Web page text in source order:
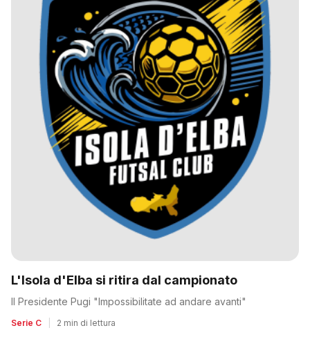
L'Isola d'Elba si ritira dal campionato
Il Presidente Pugi "Impossibilitate ad andare avanti"
Serie C 2 min di lettura